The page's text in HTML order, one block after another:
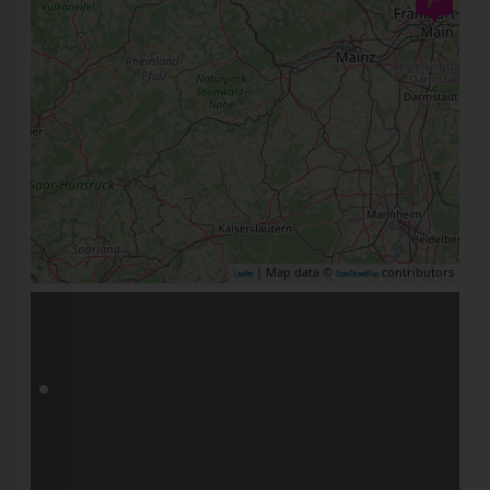
Leaflet | Map data © OpenStreetMap contributors